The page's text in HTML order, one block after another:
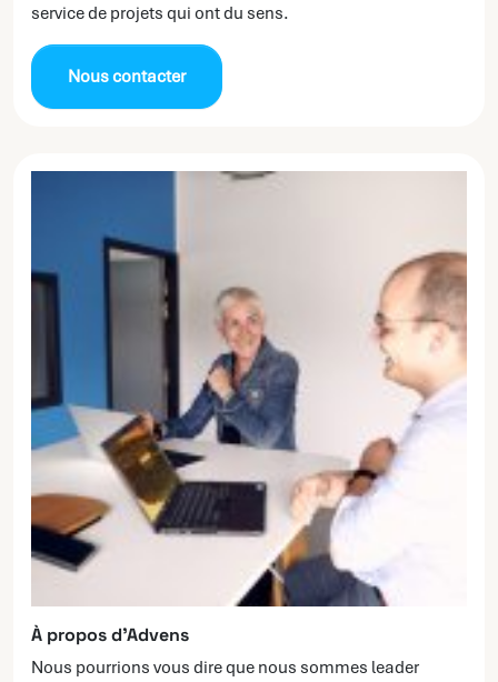
service de projets qui ont du sens.
Nous contacter
À propos d’Advens
Nous pourrions vous dire que nous sommes leader